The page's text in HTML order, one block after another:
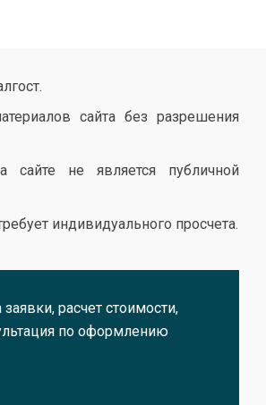
сайта без разрешения
сайте не является публичной
индивидуального просчета.
расчет стоимости,
по оформлению